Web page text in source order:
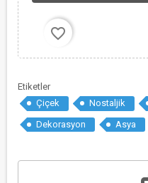
favorite_border
Etiketler
Çiçek
Nostaljik
Dekorasyon
Asya